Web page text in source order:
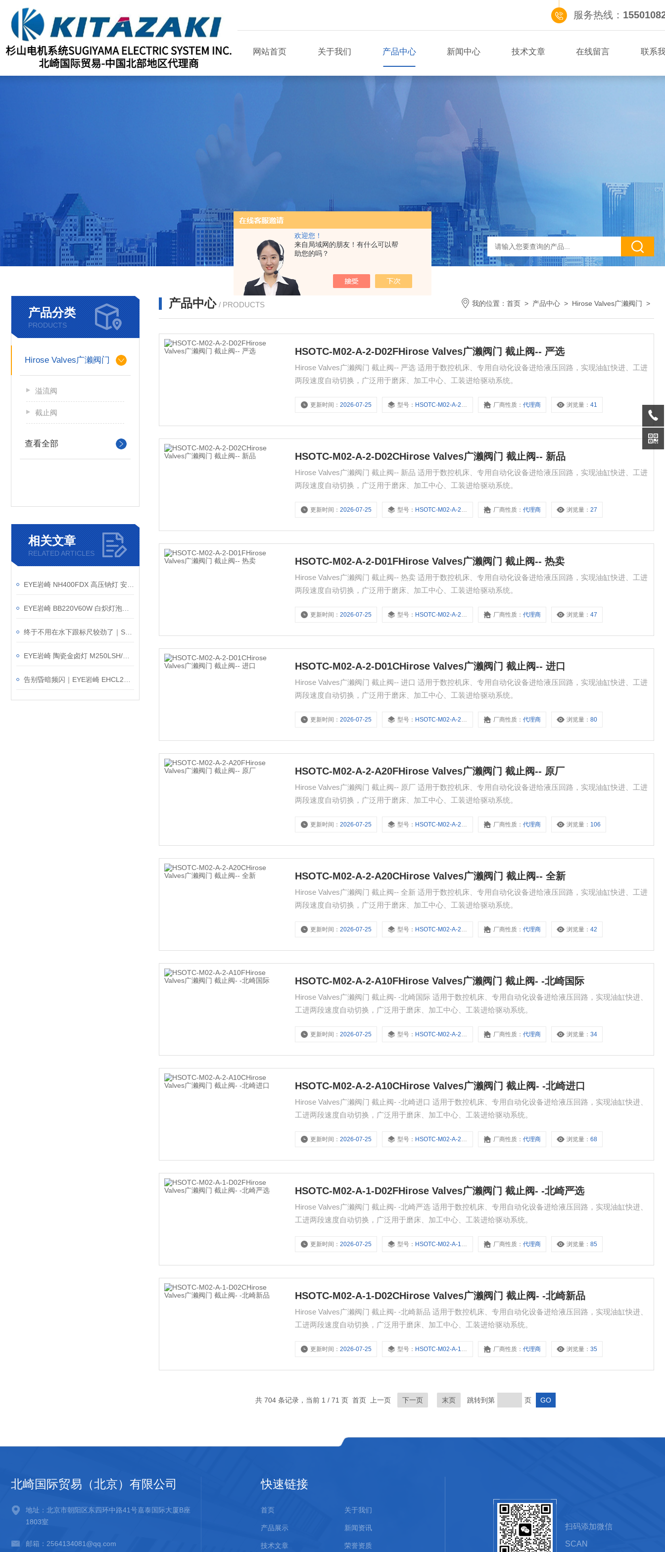
欢迎您！
来自局域网的朋友！有什么可以帮
助您的吗？
服务热线：
网站首页 关于我们 产品中心 新闻中心 技术文章 在线留言 联系
产品分类
PRODUCTS
Hirose Valves广濑阀门
溢流阀
截止阀
查看全部
相关文章
RELATED ARTICLES
产品中心 / PRODUCTS 我的位置： 首页 > 产品中心 > Hirose Valves广濑阀门 >
HSOTC-M02-A-2-D02FHirose Valves广濑阀门 截止阀-- 严选
Hirose Valves广濑阀门 截止阀-- 严选 适用于数控机床、专用自动化设备进给液压回路，实现油缸快进、工进
两段速度自动切换，广泛用于磨床、加工中心、工装进给驱动系统。
更新时间：2026-07-25 型号： HSOTC-M02-A-2-D02F 厂商性质：代理商 浏览量：41
HSOTC-M02-A-2-D02CHirose Valves广濑阀门 截止阀-- 新品
Hirose Valves广濑阀门 截止阀-- 新品 适用于数控机床、专用自动化设备进给液压回路，实现油缸快进、工进
两段速度自动切换，广泛用于磨床、加工中心、工装进给驱动系统。
更新时间：2026-07-25 型号： HSOTC-M02-A-2-D02C 厂商性质：代理商 浏览量：27
HSOTC-M02-A-2-D01FHirose Valves广濑阀门 截止阀-- 热卖
Hirose Valves广濑阀门 截止阀-- 热卖 适用于数控机床、专用自动化设备进给液压回路，实现油缸快进、工进
两段速度自动切换，广泛用于磨床、加工中心、工装进给驱动系统。
更新时间：2026-07-25 型号： HSOTC-M02-A-2-D01F 厂商性质：代理商 浏览量：47
HSOTC-M02-A-2-D01CHirose Valves广濑阀门 截止阀-- 进口
Hirose Valves广濑阀门 截止阀-- 进口 适用于数控机床、专用自动化设备进给液压回路，实现油缸快进、工进
两段速度自动切换，广泛用于磨床、加工中心、工装进给驱动系统。
更新时间：2026-07-25 型号： HSOTC-M02-A-2-D01C 厂商性质：代理商 浏览量：80
HSOTC-M02-A-2-A20FHirose Valves广濑阀门 截止阀-- 原厂
Hirose Valves广濑阀门 截止阀-- 原厂 适用于数控机床、专用自动化设备进给液压回路，实现油缸快进、工进
两段速度自动切换，广泛用于磨床、加工中心、工装进给驱动系统。
更新时间：2026-07-25 型号： HSOTC-M02-A-2-A20F 厂商性质：代理商 浏览量： 106
HSOTC-M02-A-2-A20CHirose Valves广濑阀门 截止阀-- 全新
Hirose Valves广濑阀门 截止阀-- 全新 适用于数控机床、专用自动化设备进给液压回路，实现油缸快进、工进
两段速度自动切换，广泛用于磨床、加工中心、工装进给驱动系统。
更新时间：2026-07-25 型号： HSOTC-M02-A-2-A20C 厂商性质：代理商 浏览量：42
HSOTC-M02-A-2-A10FHirose Valves广濑阀门 截止阀- -北崎国际
Hirose Valves广濑阀门 截止阀- -北崎国际 适用于数控机床、专用自动化设备进给液压回路，实现油缸快进、
工进两段速度自动切换，广泛用于磨床、加工中心、工装进给驱动系统。
更新时间：2026-07-25 型号： HSOTC-M02-A-2-A10F 厂商性质：代理商 浏览量：34
HSOTC-M02-A-2-A10CHirose Valves广濑阀门 截止阀- -北崎进口
Hirose Valves广濑阀门 截止阀- -北崎进口 适用于数控机床、专用自动化设备进给液压回路，实现油缸快进、
工进两段速度自动切换，广泛用于磨床、加工中心、工装进给驱动系统。
更新时间：2026-07-25 型号： HSOTC-M02-A-2-A10C 厂商性质：代理商 浏览量：68
HSOTC-M02-A-1-D02FHirose Valves广濑阀门 截止阀- -北崎严选
Hirose Valves广濑阀门 截止阀- -北崎严选 适用于数控机床、专用自动化设备进给液压回路，实现油缸快进、
工进两段速度自动切换，广泛用于磨床、加工中心、工装进给驱动系统。
更新时间：2026-07-25 型号： HSOTC-M02-A-1-D02F 厂商性质：代理商 浏览量：85
HSOTC-M02-A-1-D02CHirose Valves广濑阀门 截止阀- -北崎新品
Hirose Valves广濑阀门 截止阀- -北崎新品 适用于数控机床、专用自动化设备进给液压回路，实现油缸快进、
工进两段速度自动切换，广泛用于磨床、加工中心、工装进给驱动系统。
更新时间：2026-07-25 型号： HSOTC-M02-A-1-D02C 厂商性质：代理商 浏览量：35
共 704 条记录，当前 1 / 71 页 首页 上一页 下一页 末页 跳转到第 页
北崎国际贸易（北京）有限公司
地址：北京市朝阳区东四环中路41号嘉泰国际大厦B座
1803室
邮箱：2564134081@qq.com
快速链接
首页 关于我们
产品展示 新闻资讯
技术文章 荣誉资质
扫码添加微信
SCAN